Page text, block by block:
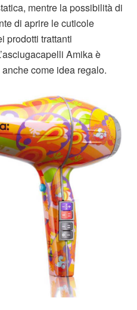
mentre la possibilità di
di aprire le cuticole
prodotti trattanti
Amika è
come idea regalo.